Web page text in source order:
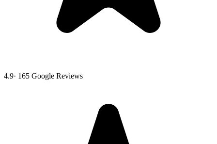
4.9· 165 Google Reviews